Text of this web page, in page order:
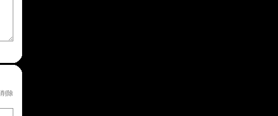
削除